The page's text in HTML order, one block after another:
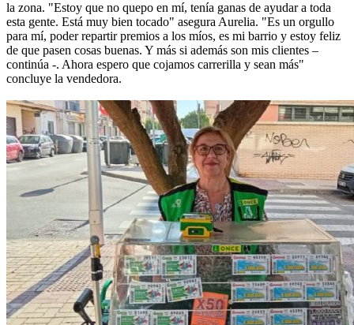
la zona. "Estoy que no quepo en mí, tenía ganas de ayudar a toda
esta gente. Está muy bien tocado" asegura Aurelia. "Es un orgullo
para mí, poder repartir premios a los míos, es mi barrio y estoy feliz
de que pasen cosas buenas. Y más si además son mis clientes –
continúa -. Ahora espero que cojamos carrerilla y sean más"
concluye la vendedora.